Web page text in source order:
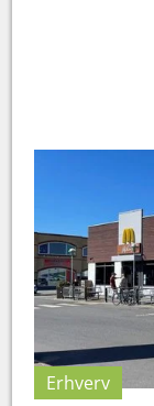
Erhverv